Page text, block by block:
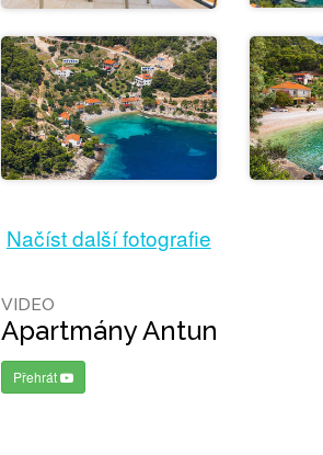
Načíst další fotografie
VIDEO
Apartmány Antun
Přehrát